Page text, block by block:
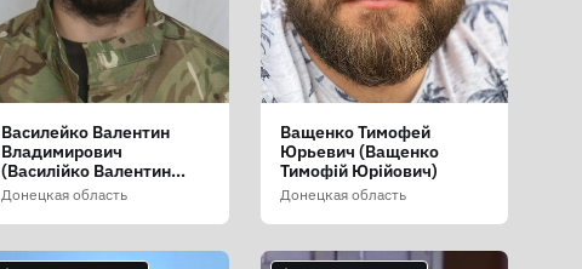
Василейко Валентин
Владимирович
(Василійко Валентин
Володимирович)
Донецкая область
Ващенко Тимофей
Юрьевич (Ващенко
Тимофій Юрійович)
Донецкая область